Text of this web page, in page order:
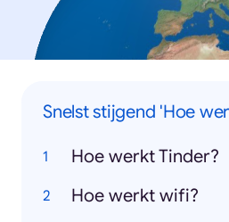
Snelst stijgend 'Hoe
Hoe werkt Tinder?
Hoe werkt wifi?